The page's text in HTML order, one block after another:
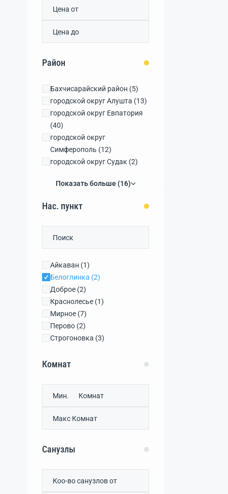
Район
Бахчисарайский район (5)
городской округ Алушта (13)
городской округ Евпатория
(40)
городской округ
Симферополь (12)
городской округ Судак (2)
(1)Показать больше (16)
Нас. пункт
Айкаван (1)
Белоглинка (2)
Доброе (2)
Краснолесье (1)
Мирное (7)
Перово (2)
Строгоновка (3)
Акрополис
Андрусово(0)
Аркадьевка(0)
Винницкое(0)
Грушевое
Денисовка(0)
Дмитрово(0)
Комнат
Санузлы